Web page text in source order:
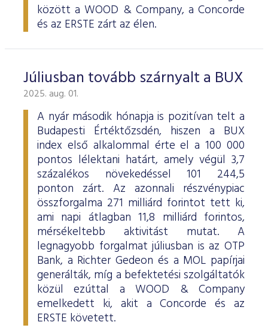
között a WOOD & Company, a Concorde
és az ERSTE zárt az élen.
Júliusban tovább szárnyalt a BUX
2025. aug. 01.
A nyár második hónapja is pozitívan telt a
Budapesti Értéktőzsdén, hiszen a BUX
index első alkalommal érte el a 100 000
pontos lélektani határt, amely végül 3,7
százalékos növekedéssel 101 244,5
ponton zárt. Az azonnali részvénypiac
összforgalma 271 milliárd forintot tett ki,
ami napi átlagban 11,8 milliárd forintos,
mérsékeltebb aktivitást mutat. A
legnagyobb forgalmat júliusban is az OTP
Bank, a Richter Gedeon és a MOL papírjai
generálták, míg a befektetési szolgáltatók
közül ezúttal a WOOD & Company
emelkedett ki, akit a Concorde és az
ERSTE követett.